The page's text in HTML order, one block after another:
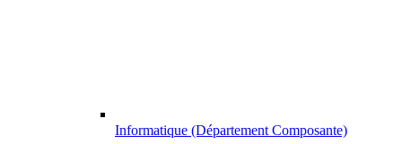
Informatique (Département Composante)